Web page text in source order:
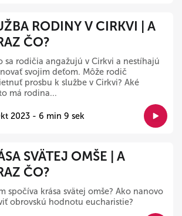
RODINY V CIRKVI | A
ČO?
sa rodičia angažujú v Cirkvi a nestíhajú
svojim deťom. Môže rodič
prosbu k službe v Cirkvi? Aké
má rodina...
2023 - 6 min 9 sek
SVÄTEJ OMŠE | A
ČO?
spočíva krása svätej omše? Ako nanovo
obrovskú hodnotu eucharistie?